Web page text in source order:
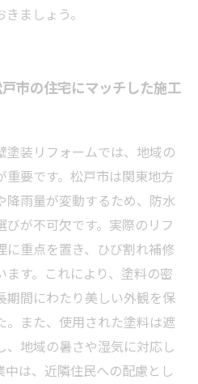
ましょう。
市の住宅にマッチした施工
装リフォームでは、地域の
要です。松戸市は関東地方
降雨量が変動するため、防水
が不可欠です。実際のリフ
に重点を置き、ひび割れ補修
す。これにより、塗料の密
期間にわたり美しい外観を保
。また、使用された塗料は遮
地域の暑さや湿気に対応し
は、近隣住民への配慮とし